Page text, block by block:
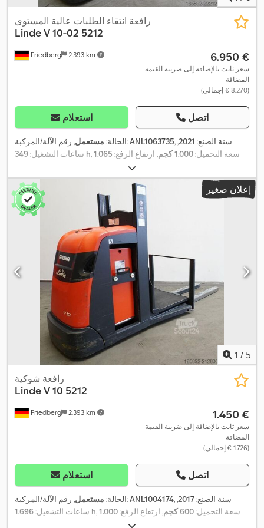
Friedberg 2.393 km
رافعة انتقاء الطلبات عالية المستوى
LindeV 10-02 5212
‏6.950 €
سعر ثابت بالإضافة إلى ضريبة القيمة
المضافة
(‏8.270 € إجمالي)
استعلام اتصل
الحالة: مستعمل , رقم الآلة/المركبة:ANL1063735 , سنة الصنع: 2021
,
ساعات التشغيل: 349 h , سعة التحميل:1.000 كجم , ارتفاع الرفع: 1.065
600 مم
البطارية:620 آه , جهد البطارية: 24 V , عرض إطار الشوكة:560 مم
, طول
الشوكات:
, وزن فارغ: 1.635 كجم 1.620 مم
,
, العرض الكلي: , وقود: كهرباء
إعلان صغير
1 / 5
Friedberg 2.393 km
رافعة شوكية
LindeV 10 5212
‏1.450 €
سعر ثابت بالإضافة إلى ضريبة القيمة
المضافة
(‏1.726 € إجمالي)
استعلام اتصل
الحالة: مستعمل , رقم الآلة/المركبة:ANL1004174 , سنة الصنع:2017
,
ساعات التشغيل: 1.696 h , سعة التحميل:600 كجم , ارتفاع الرفع:1.000
600 مم